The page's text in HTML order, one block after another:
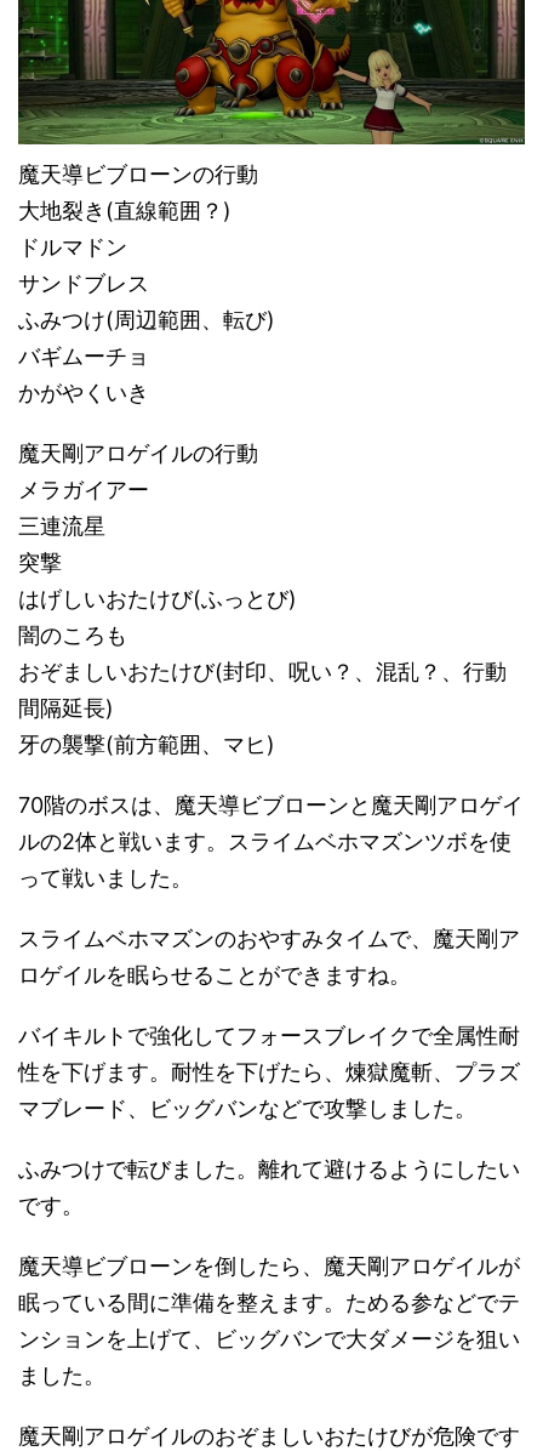
魔天導ビブローンの行動
大地裂き(直線範囲？)
ドルマドン
サンドブレス
ふみつけ(周辺範囲、転び)
バギムーチョ
かがやくいき
魔天剛アロゲイルの行動
メラガイアー
三連流星
突撃
はげしいおたけび(ふっとび)
闇のころも
おぞましいおたけび(封印、呪い？、混乱？、行動
間隔延長)
牙の襲撃(前方範囲、マヒ)
70階のボスは、魔天導ビブローンと魔天剛アロゲイ
ルの2体と戦います。スライムベホマズンツボを使
って戦いました。
スライムベホマズンのおやすみタイムで、魔天剛ア
ロゲイルを眠らせることができますね。
バイキルトで強化してフォースブレイクで全属性耐
性を下げます。耐性を下げたら、煉獄魔斬、プラズ
マブレード、ビッグバンなどで攻撃しました。
ふみつけで転びました。離れて避けるようにしたい
です。
魔天導ビブローンを倒したら、魔天剛アロゲイルが
眠っている間に準備を整えます。ためる参などでテ
ンションを上げて、ビッグバンで大ダメージを狙い
ました。
魔天剛アロゲイルのおぞましいおたけびが危険です